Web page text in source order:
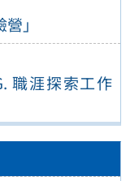
」
職涯探索工作